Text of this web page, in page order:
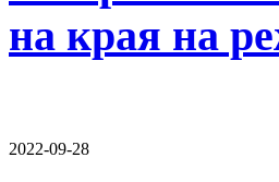
на края на
2022-09-28